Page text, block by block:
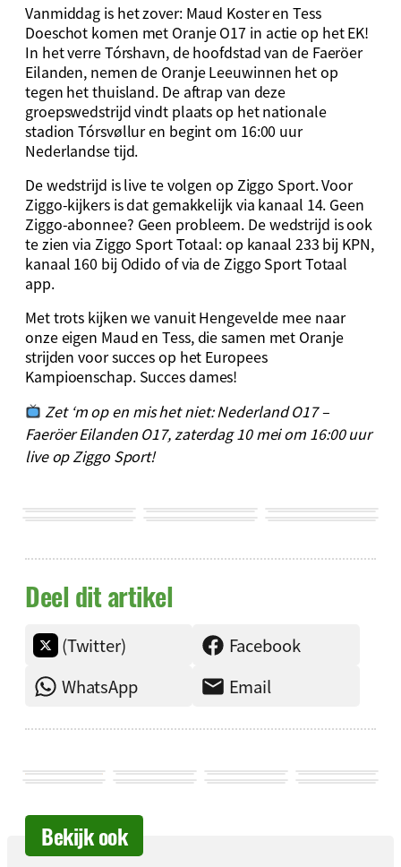
Vanmiddag is hetzover: Maud KosterenTess
Doeschot komen met OranjeO17 in actieop hetEK!
In hetverreTórshavn,dehoofdstadvande Faeröer
Eilanden, nemende OranjeLeeuwinnen hetop
tegen hetthuisland. De aftrap van deze
groepswedstrijdvindt plaatsop hetnationale
stadionTórsvølluren begintom 16:00 uur
Nederlandsetijd.
Dewedstrijd islivetevolgen op Ziggo Sport.Voor
Ziggo-kijkers isdat gemakkelijk via kanaal 14. Geen
Ziggo-abonnee? Geen probleem. Dewedstrijd isook
te zienvia Ziggo SportTotaal:op kanaal 233 bij KPN,
kanaal 160 bij Odido ofviade Ziggo SportTotaal
app.
Mettrots kijkenwevanuitHengevelde mee naar
onzeeigen MaudenTess,diesamen met Oranje
strijdenvoorsuccesop het Europees
Kampioenschap. Succesdames!
Zet ‘mopen mishetniet:NederlandO17 –
FaeröerEilanden O17, zaterdag10meiom 16:00uur
liveopZiggo Sport!
Deel dit artikel
(Twitter)
Facebook
WhatsApp
Email
Bekijk ook